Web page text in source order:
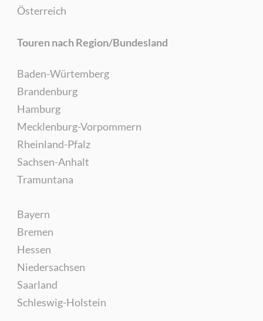
Österreich
Touren nach Region/Bundesland
Baden-Würtemberg
Brandenburg
Hamburg
Mecklenburg-Vorpommern
Rheinland-Pfalz
Sachsen-Anhalt
Tramuntana
Bayern
Bremen
Hessen
Niedersachsen
Saarland
Schleswig-Holstein